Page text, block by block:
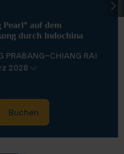
auf dem
durch Indochina
PRABANG–CHIANG RAI
2028
Buchen